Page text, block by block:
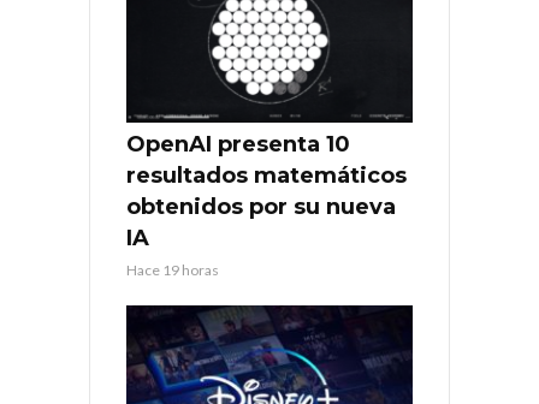
OpenAI presenta 10
resultados matemáticos
obtenidos por su nueva
IA
Hace 19 horas